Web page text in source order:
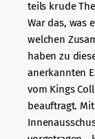
teils krude
War das, was
welchen
haben zu
anerkannten
vom Kings
beauftragt.